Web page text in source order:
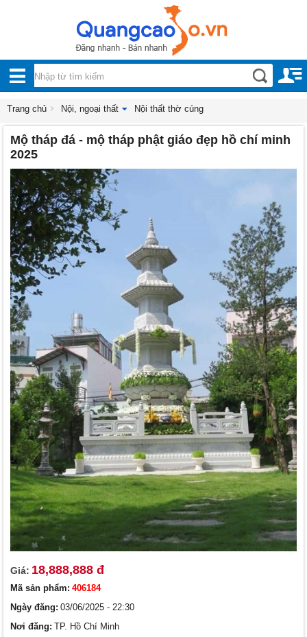
BỘ
DANH
MỤC
Nội, ngoại thất
Điện thoại, Viễn thông
Dịch vụ
Công nghiệp, xây dựng
Trang chủ Nội, ngoại thất Nội thất thờ cúng
Mộ tháp đá - mộ tháp phật giáo đẹp hồ chí minh
2025
Giá: 18,888,888 đ
Mã sản phẩm: 406184
Ngày đăng: 03/06/2025 - 22:30
Nơi đăng: TP. Hồ Chí Minh